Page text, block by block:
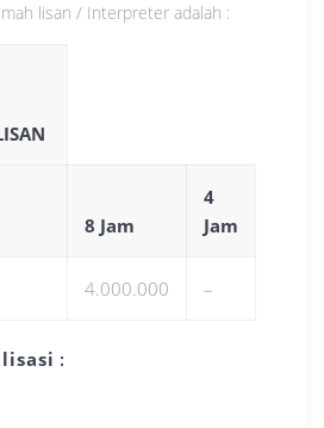
lisan / Interpreter adalah :
8 Jam
4
Jam
4.000.000 –
: